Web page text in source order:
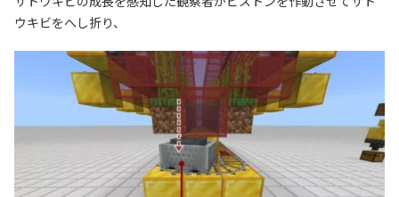
ウキビをへし折り、